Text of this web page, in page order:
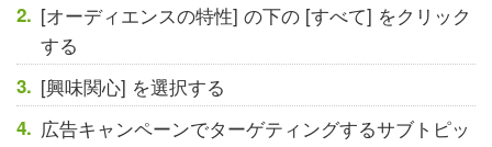
[オーディエンスの特性] の下の [すべて] をクリック
する
[興味関心] を選択する
広告キャンペーンでターゲティングするサブトピッ